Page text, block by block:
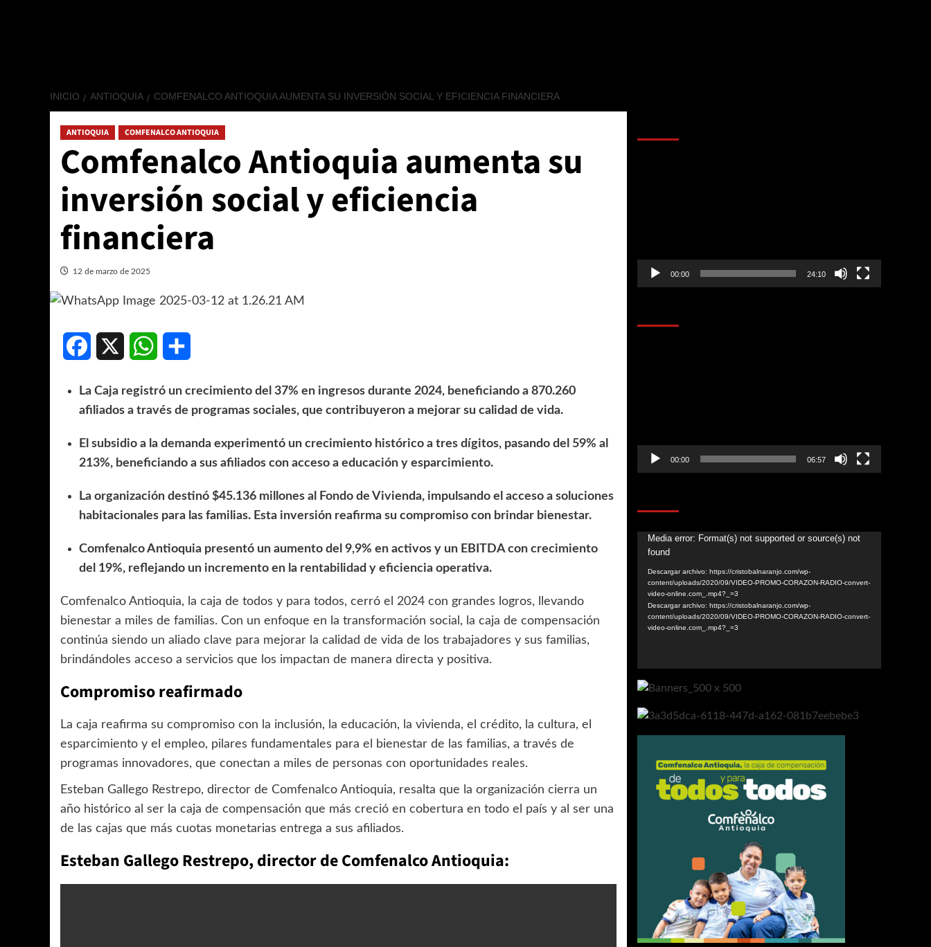
INICIO ANTIOQUIA COMFENALCO ANTIOQUIA AUMENTA SU INVERSIÓN SOCIAL Y EFICIENCIA FINANCIERA
ANTIOQUIA COMFENALCO ANTIOQUIA
Comfenalco Antioquia aumenta su
inversión social y eficiencia
financiera
12 de marzo de 2025
Facebook WhatsApp
La Caja registró un crecimiento del 37% en ingresos durante 2024, beneficiando a 870.260
afiliados a través de programas sociales, que contribuyeron a mejorar su calidad de vida.
El subsidio a la demanda experimentó un crecimiento histórico a tres dígitos, pasando del 59% al
213%, beneficiando a sus afiliados con acceso a educación y esparcimiento.
La organización destinó $45.136 millones al Fondo de Vivienda, impulsando el acceso a soluciones
habitacionales para las familias. Esta inversión reafirma su compromiso con brindar bienestar.
Comfenalco Antioquia presentó un aumento del 9,9% en activos y un EBITDA con crecimiento
del 19%, reflejando un incremento en la rentabilidad y eficiencia operativa.
Comfenalco Antioquia, la caja de todos y para todos, cerró el 2024 con grandes logros, llevando
bienestar a miles de familias. Con un enfoque en la transformación social, la caja de compensación
continúa siendo un aliado clave para mejorar la calidad de vida de los trabajadores y sus familias,
brindándoles acceso a servicios que los impactan de manera directa y positiva.
Compromiso reafirmado
La caja reafirma su compromiso con la inclusión, la educación, la vivienda, el crédito, la cultura, el
esparcimiento y el empleo, pilares fundamentales para el bienestar de las familias, a través de
programas innovadores, que conectan a miles de personas con oportunidades reales.
Esteban Gallego Restrepo, director de Comfenalco Antioquia, resalta que la organización cierra un
año histórico al ser la caja de compensación que más creció en cobertura en todo el país y al ser una
de las cajas que más cuotas monetarias entrega a sus afiliados.
Esteban Gallego Restrepo, director de Comfenalco Antioquia:
00:00 24:10
00:00 06:57
Reproductor
vídeo
Media error: Format(s) not supported or source(s) not
found
Descargar archivo: https://cristobalnaranjo.com/wp-
content/uploads/2020/09/VIDEO-PROMO-CORAZON-RADIO-convert-
video-online.com_.mp4?_=3
Descargar archivo: https://cristobalnaranjo.com/wp-
content/uploads/2020/09/VIDEO-PROMO-CORAZON-RADIO-convert-
video-online.com_.mp4?_=3